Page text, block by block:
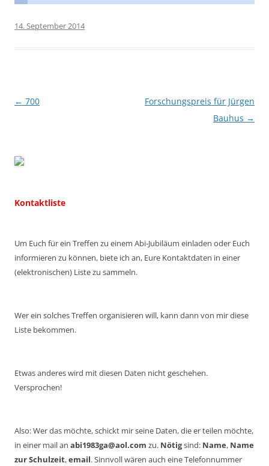
14. September 2014
Beitragsnavigation
← 700
Forschungspreis für Jürgen
Bauhus →
Kontaktliste
Um Euch für ein Treffen zu einem Abi-Jubiläum einladen oder Euch
informieren zu können, biete ich an, Eure Kontaktdaten in einer
(elektronischen) Liste zu sammeln.
Wer ein solches Treffen organisieren will, kann dann von mir diese
Liste bekommen.
Etwas anderes wird mit diesen Daten nicht geschehen.
Versprochen!
Also: Wer das möchte, schickt mir seine Daten, die er teilen möchte,
in einer mail an abi1983ga@aol.com zu. Nötigsind: Name, Name
zur Schulzeit,email. Sinnvoll wären auch eine Telefonnummer